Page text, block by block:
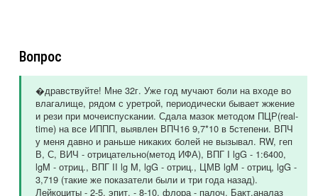
Вопрос
�дравствуйте! Мне 32г. Уже год мучают боли на входе во
влагалище, рядом с уретрой, периодически бывает жжение
и рези при мочеиспускании. Сдала мазок методом ПЦР(real-
time) на все ИППП, выявлен ВПЧ16 9,7*10 в 5степени. ВПЧ
у меня давно и раньше никаких болей не вызывал. RW, геп
В, С, ВИЧ - отрицательно(метод ИФА), ВПГ I lgG - 1:6400,
lgM - отриц., ВПГ II lg M, lgG - отриц., ЦМВ lgM - отриц, lgG -
3,719 (такие же показатели были и три года назад).
Лейкоциты - 2-5, эпит. - 8-10, флора - палоч. Бакт.аналаз